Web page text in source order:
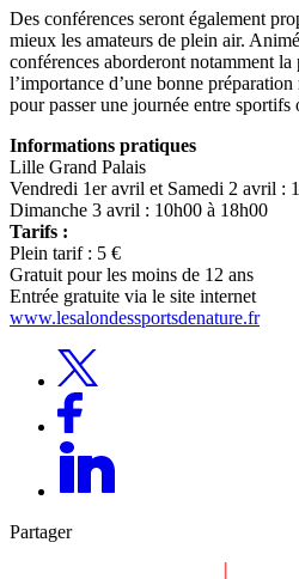
Des conférences seront également
mieux les amateurs de plein air.
conférences aborderont notamment
l’importance d’une bonne
pour passer une journée entre sportifs
Informations pratiques
Lille Grand Palais
Vendredi 1er avril et Samedi 2 avril :
Dimanche 3 avril : 10h00 à 18h00
Tarifs :
Plein tarif : 5 €
Gratuit pour les moins de 12 ans
Entrée gratuite via le site internet
www.lesalondessportsdenature.fr
Partager